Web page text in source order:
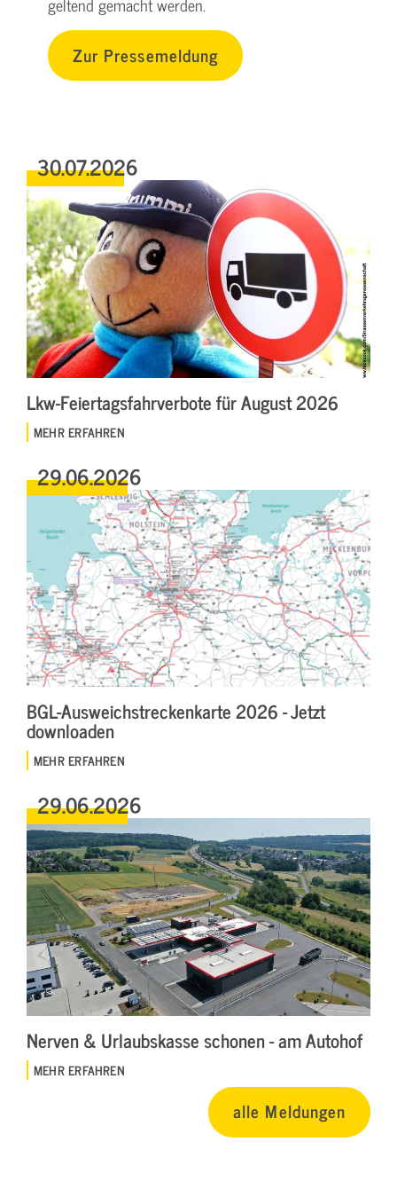
Zur Pressemeldung
30.07.2026
Lkw-Feiertagsfahrverbote für August 2026
MEHR ERFAHREN
29.06.2026
BGL-Ausweichstreckenkarte 2026 - Jetzt
downloaden
MEHR ERFAHREN
29.06.2026
Nerven & Urlaubskasse schonen - am Autohof
MEHR ERFAHREN
alle Meldungen